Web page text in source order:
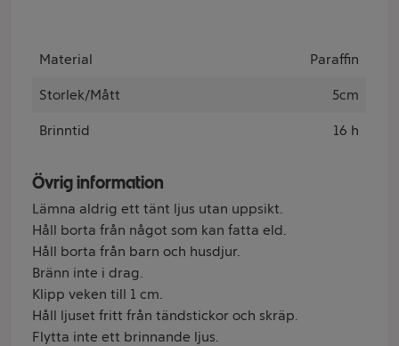
Material Paraffin
Storlek/Mått 5cm
Brinntid 16 h
Övrig information
Lämna aldrig ett tänt ljus utan uppsikt.
Håll borta från något som kan fatta eld.
Håll borta från barn och husdjur.
Bränn inte i drag.
Klipp veken till 1 cm.
Håll ljuset fritt från tändstickor och skräp.
Flytta inte ett brinnande ljus.